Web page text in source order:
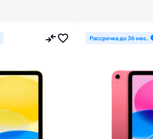
Рассрочка до 36 мес.